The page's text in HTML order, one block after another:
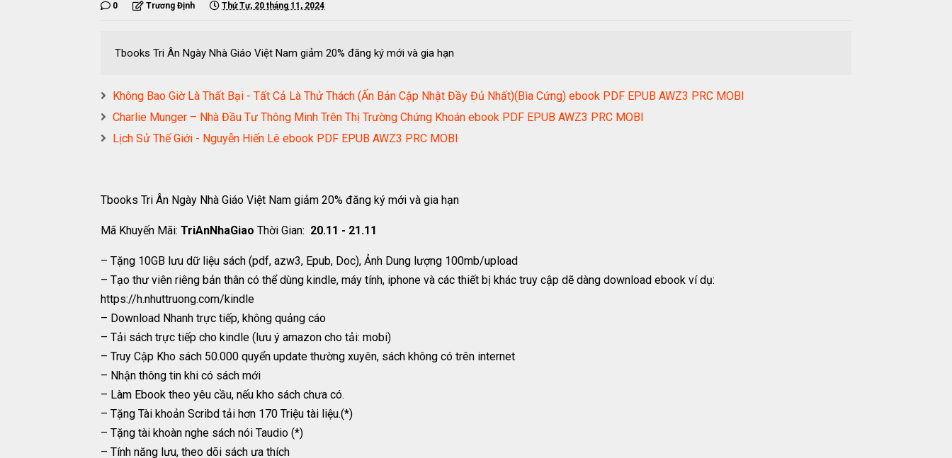
0 Trương Định Thứ Tư, 20 tháng 11, 2024
Tbooks Tri Ân Ngày Nhà Giáo Việt Nam giảm 20% đăng ký mới và gia hạn
Không Bao Giờ Là Thất Bại - Tất Cả Là Thử Thách (Ấn Bản Cập Nhật Đầy Đủ Nhất)(Bìa Cứng) ebook PDF EPUB AWZ3 PRC MOBI
Charlie Munger – Nhà Đầu Tư Thông Minh Trên Thị Trường Chứng Khoán ebook PDF EPUB AWZ3 PRC MOBI
Lịch Sử Thế Giới - Nguyễn Hiến Lê ebook PDF EPUB AWZ3 PRC MOBI
Tbooks Tri Ân Ngày Nhà Giáo Việt Nam giảm 20% đăng ký mới và gia hạn
Mã Khuyến Mãi: TriAnNhaGiao Thời Gian: 20.11 - 21.11
– Tặng 10GB lưu dữ liệu sách (pdf, azw3, Epub, Doc), Ảnh Dung lượng 100mb/upload
– Tạo thư viên riêng bản thân có thể dùng kindle, máy tính, iphone và các thiết bị khác truy cập dẽ dàng download ebook ví dụ:
https://h.nhuttruong.com/kindle
– Download Nhanh trực tiếp, không quảng cáo
– Tải sách trực tiếp cho kindle (lưu ý amazon cho tải: mobi)
– Truy Cập Kho sách 50.000 quyển update thường xuyên, sách không có trên internet
– Nhận thông tin khi có sách mới
– Làm Ebook theo yêu cầu, nếu kho sách chưa có.
– Tặng Tài khoản Scribd tải hơn 170 Triệu tài liệu.(*)
– Tặng tài khoàn nghe sách nói Taudio (*)
– Tính năng lưu, theo dõi sách ưa thích